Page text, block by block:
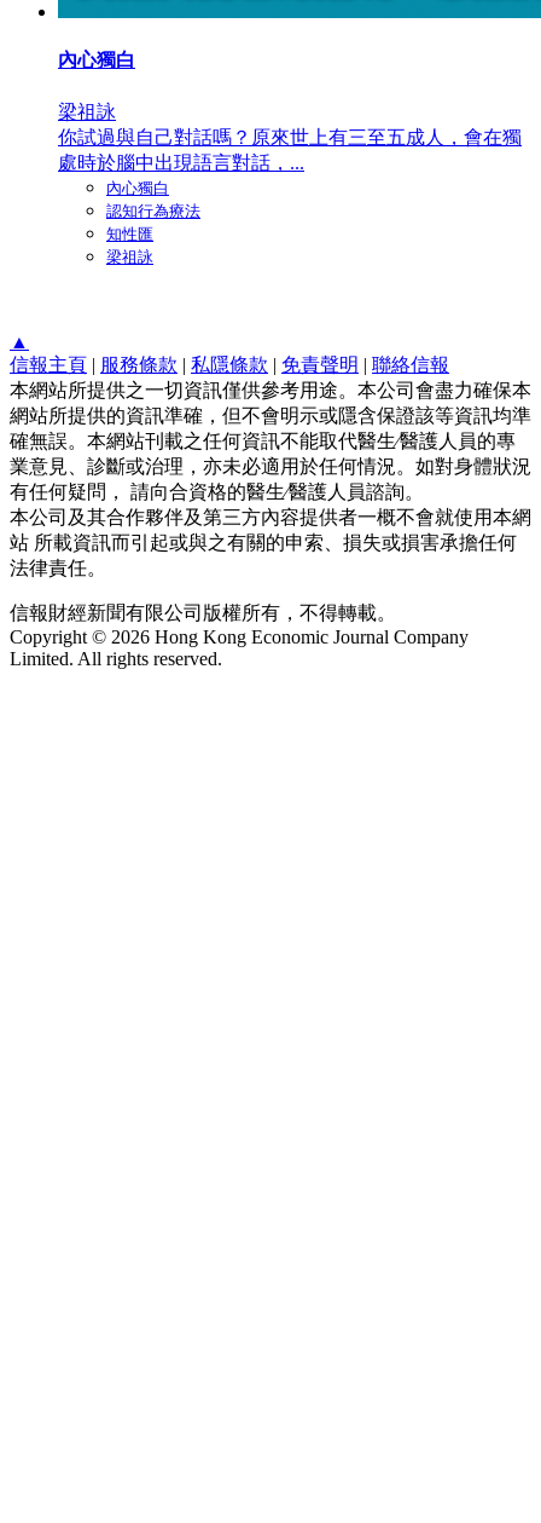
內心獨白
梁祖詠
你試過與自己對話嗎？原來世上有三至五成人，會在獨
處時於腦中出現語言對話，...
內心獨白
認知行為療法
知性匯
梁祖詠
▲
信報主頁 | 服務條款 | 私隱條款 | 免責聲明 | 聯絡信報
本網站所提供之一切資訊僅供參考用途。本公司會盡力確保本
網站所提供的資訊準確，但不會明示或隱含保證該等資訊均準
確無誤。本網站刊載之任何資訊不能取代醫生∕醫護人員的專
業意見、診斷或治理，亦未必適用於任何情況。如對身體狀況
有任何疑問， 請向合資格的醫生∕醫護人員諮詢。
本公司及其合作夥伴及第三方內容提供者一概不會就使用本網
站 所載資訊而引起或與之有關的申索、損失或損害承擔任何
法律責任。
信報財經新聞有限公司版權所有，不得轉載。
Copyright © 2026 Hong Kong Economic Journal Company
Limited. All rights reserved.